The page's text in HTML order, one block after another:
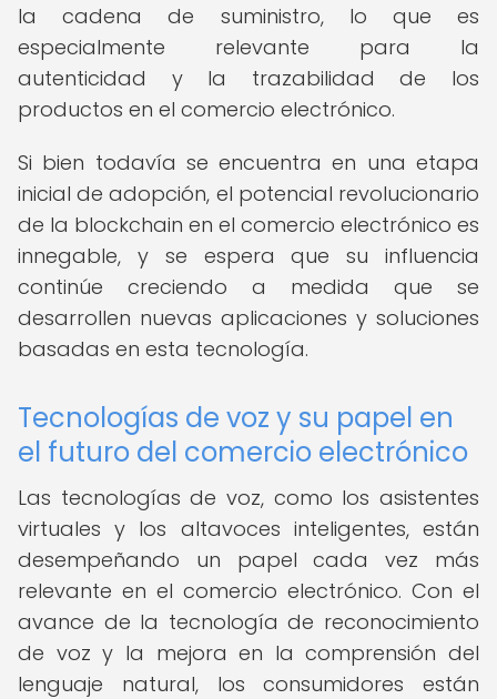
la cadena de suministro, lo que es
especialmente relevante para la
autenticidad y la trazabilidad de los
productos en el comercio electrónico.
Si bien todavía se encuentra en una etapa
inicial de adopción, el potencial revolucionario
de la blockchain en el comercio electrónico es
innegable, y se espera que su influencia
continúe creciendo a medida que se
desarrollen nuevas aplicaciones y soluciones
basadas en esta tecnología.
Tecnologías de voz y su papel en
el futuro del comercio electrónico
Las tecnologías de voz, como los asistentes
virtuales y los altavoces inteligentes, están
desempeñando un papel cada vez más
relevante en el comercio electrónico. Con el
avance de la tecnología de reconocimiento
de voz y la mejora en la comprensión del
lenguaje natural, los consumidores están